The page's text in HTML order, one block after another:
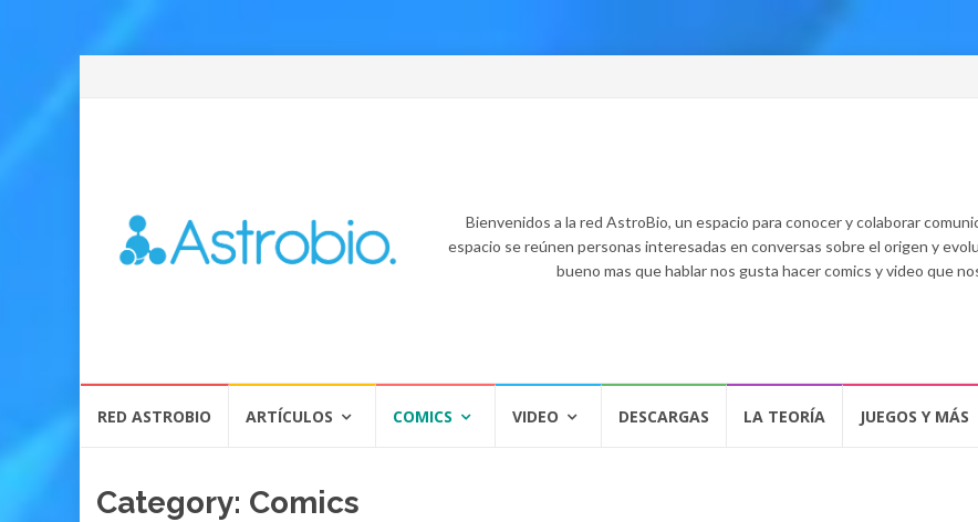
Bienvenidos a la red AstroBio, un espacio para conocer y colaborar
espacio se reúnen personas interesadas en conversas sobre el origen y
bueno mas que hablar nos gusta hacer comics y video que
RED ASTROBIO ARTÍCULOS COMICS VIDEO DESCARGAS LA TEORÍA JUEGOS Y MÁS
Category: Comics